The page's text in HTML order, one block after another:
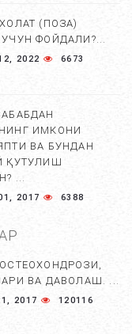
(ПОЗА)
ФОЙДАЛИ?...
2022 6673
ИМКОНИ
ВА БУНДАН
ҚУТУЛИШ
...
2017 6388
ХАЁТИМИЗНИ
10 ТА БЕЛГИ....
2017 6218
ВА ДАВОЛАШ. ...
2017 120116